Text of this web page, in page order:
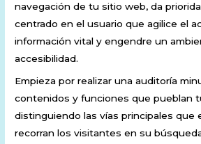
navegación de tu sitio web, da
centrado en el usuario que agilice el
información vital y engendre un
accesibilidad.
Empieza por realizar una auditoría
contenidos y funciones que pueblan
distinguiendo las vías principales que
recorran los visitantes en su